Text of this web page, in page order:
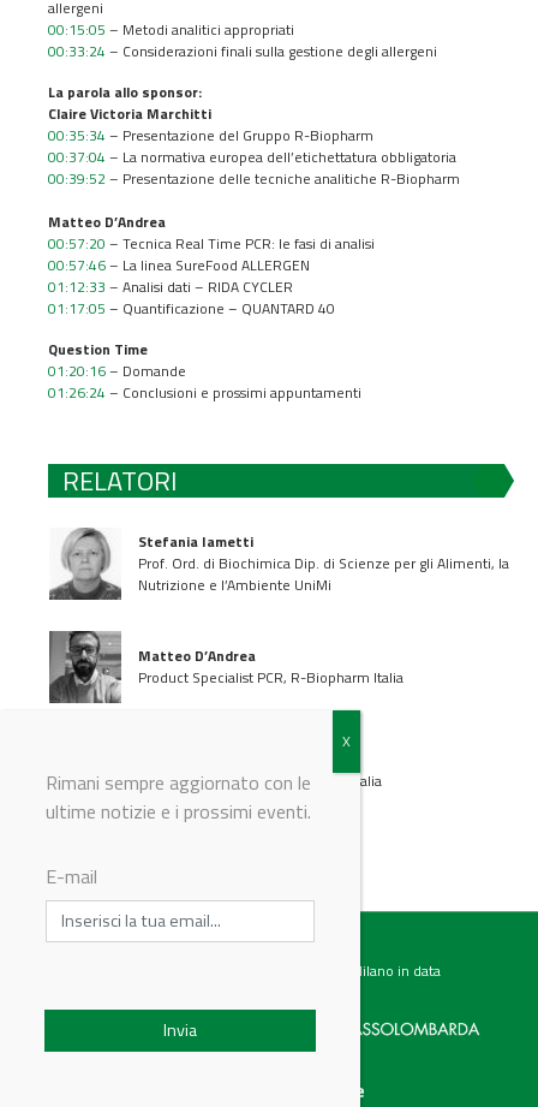
allergeni
00:15:05 – Metodi analitici appropriati
00:33:24 – Considerazioni finali sulla gestione degli allergeni
La parola allo sponsor:
Claire Victoria Marchitti
00:35:34 – Presentazione del Gruppo R-Biopharm
00:37:04 – La normativa europea dell’etichettatura obbligatoria
00:39:52– Presentazione delle tecniche analitiche R-Biopharm
Matteo D’Andrea
00:57:20 – Tecnica Real Time PCR: le fasi di analisi
00:57:46– La linea SureFood ALLERGEN
01:12:33 – Analisi dati – RIDA CYCLER
01:17:05 – Quantificazione – QUANTARD 40
Question Time
01:20:16– Domande
01:26:24 – Conclusioni e prossimi appuntamenti
RELATORI
Stefania Iametti
Prof. Ord. di Biochimica Dip. di Scienze per gli Alimenti, la
Nutrizione e l’Ambiente UniMi
Matteo D’Andrea
Product Specialist PCR, R-Biopharm Italia
Area Sales Manager, R-Biopharm Italia
Testata giornalistica registrata presso il Tribunale di Milano in data
Categorie
Rimani sempre aggiornato con le
ultime notizie e i prossimi eventi.
E-mail